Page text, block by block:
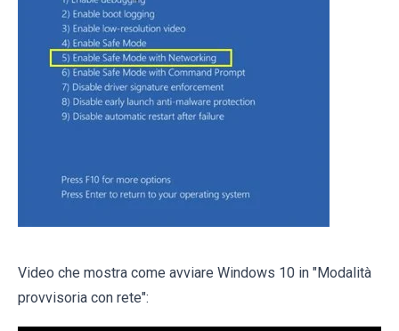
Video che mostra come avviare Windows 10 in "Modalità
provvisoria con rete":